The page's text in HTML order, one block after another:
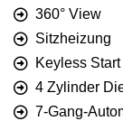
360° View
Sitzheizung
Keyless Start
4 Zylinder
7-Gang-